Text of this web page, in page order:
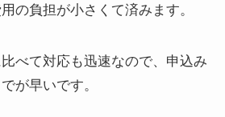
の負担が小さくて済みます。
べて対応も迅速なので、申込み
が早いです。